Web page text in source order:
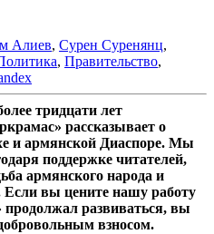
Алиев, Сурен Суренянц,
, Правительство,
тридцати лет
рассказывает о
и армянской Диаспоре. Мы
поддержке читателей,
армянского народа и
Если вы цените нашу работу
развиваться, вы
взносом.